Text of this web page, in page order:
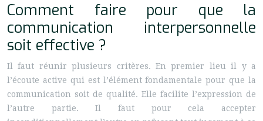
Comment faire pour que la
communication interpersonnelle
soit effective ?
Il faut réunir plusieurs critères. En premier lieu il y a
l’écoute active qui est l’élément fondamentale pour que la
communication soit de qualité. Elle facilite l’expression de
l’autre partie. Il faut pour cela accepter